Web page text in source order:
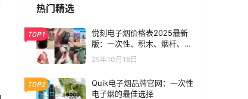
热门精选
TOP1
悦刻电子烟价格表2025最新
版：一次性、积木、烟杆、烟
弹全价位汇总
25年10月18日
TOP2
Quik电子烟品牌官网：一次性
电子烟的最佳选择